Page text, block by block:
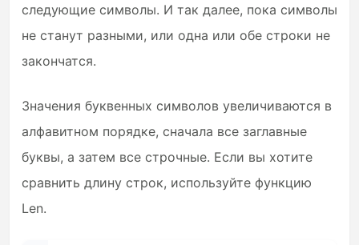
следующие символы. И так далее, пока символы
не станут разными, или одна или обе строки не
закончатся.
Значения буквенных символов увеличиваются в
алфавитном порядке, сначала все заглавные
буквы, а затем все строчные. Если вы хотите
сравнить длину строк, используйте функцию
Len.